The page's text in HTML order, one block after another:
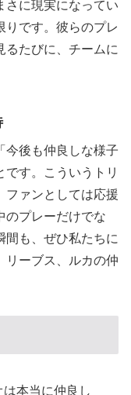
さに現実になってい
りです。彼らのプレ
るたびに、チームに
今後も仲良しな様子
です。こういうトリ
ファンとしては応援
のプレーだけでな
間も、ぜひ私たちに
リーブス、ルカの仲
本当に仲良し